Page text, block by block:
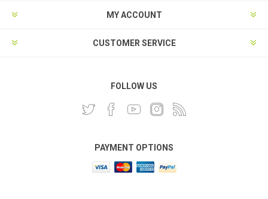
MY ACCOUNT
CUSTOMER SERVICE
FOLLOW US
PAYMENT OPTIONS